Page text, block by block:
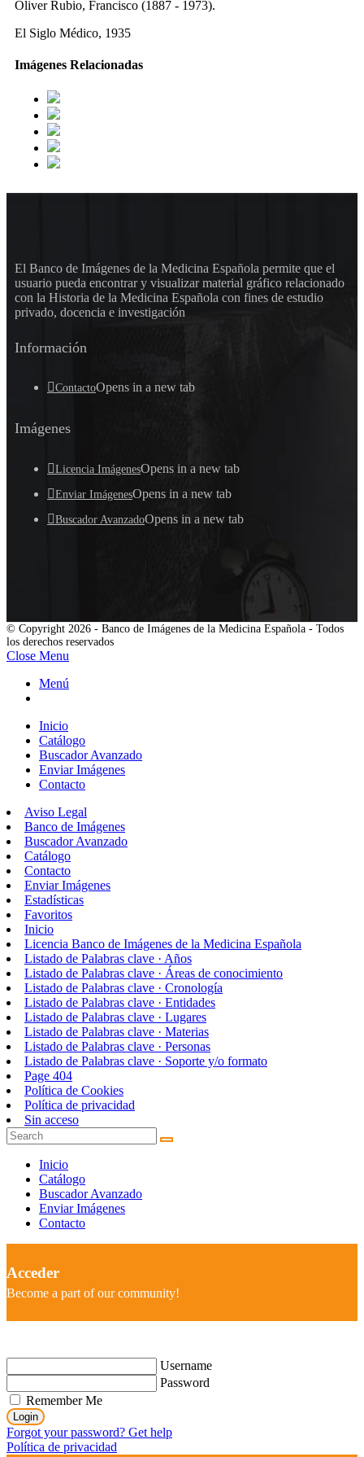
Oliver Rubio, Francisco (1887 - 1973).
El Siglo Médico, 1935
Imágenes Relacionadas
El Banco de Imágenes de la Medicina Española permite que el
usuario pueda encontrar y visualizar material gráfico relacionado
con la Historia de la Medicina Española con fines de estudio
privado, docencia e investigación
Información
ContactoOpens in a new tab
Imágenes
Licencia ImágenesOpens in a new tab
Enviar ImágenesOpens in a new tab
Buscador AvanzadoOpens in a new tab
© Copyright 2026 - Banco de Imágenes de la Medicina Española - Todos
los derechos reservados
Close Menu
Menú
Inicio
Catálogo
Buscador Avanzado
Enviar Imágenes
Contacto
Aviso Legal
Banco de Imágenes
Buscador Avanzado
Catálogo
Contacto
Enviar Imágenes
Estadísticas
Favoritos
Inicio
Licencia Banco de Imágenes de la Medicina Española
Listado de Palabras clave · Años
Listado de Palabras clave · Áreas de conocimiento
Listado de Palabras clave · Cronología
Listado de Palabras clave · Entidades
Listado de Palabras clave · Lugares
Listado de Palabras clave · Materias
Listado de Palabras clave · Personas
Listado de Palabras clave · Soporte y/o formato
Page 404
Política de Cookies
Política de privacidad
Sin acceso
Inicio
Catálogo
Buscador Avanzado
Enviar Imágenes
Contacto
Acceder
Become a part of our community!
Username
Password
Remember Me
Login
Forgot your password? Get help
Política de privacidad